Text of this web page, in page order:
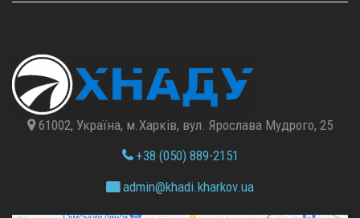
61002, Україна, м.Харків, вул. Ярослава Мудрого, 25
+38 (050) 889-2151
admin@khadi.kharkov.ua